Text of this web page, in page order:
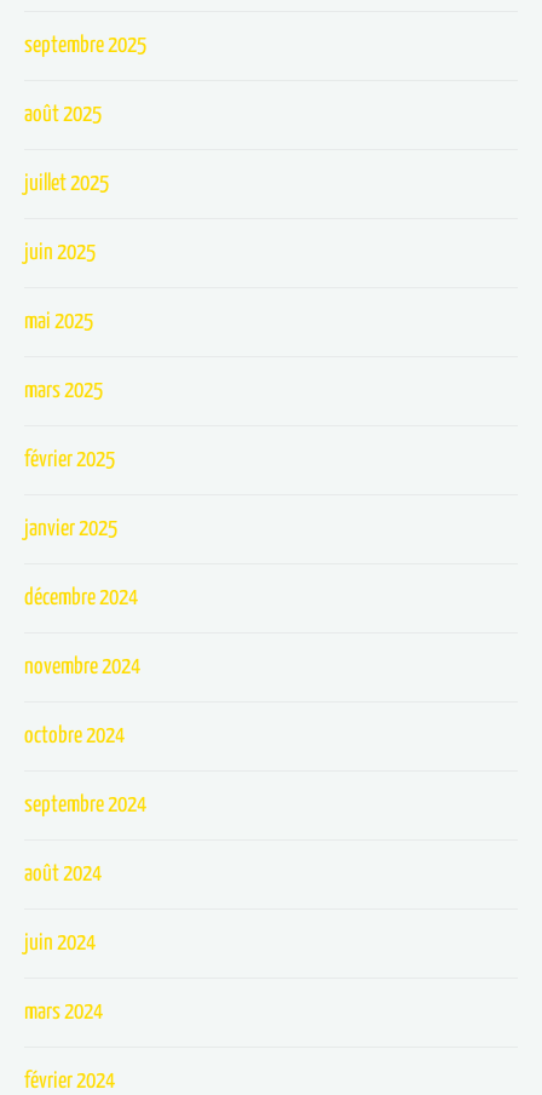
septembre 2025
août 2025
juillet 2025
juin 2025
mai 2025
mars 2025
février 2025
janvier 2025
décembre 2024
novembre 2024
octobre 2024
septembre 2024
août 2024
juin 2024
mars 2024
février 2024